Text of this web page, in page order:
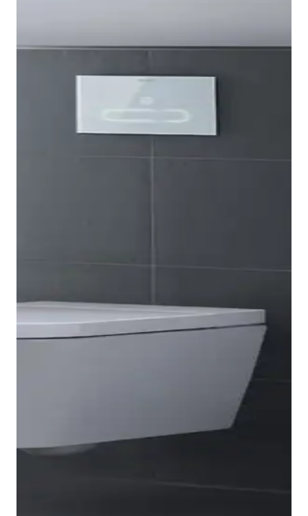
Para instalación en seco, en paredes ligeras, hay
disponibles dos elementos de instalación, uno de ellos